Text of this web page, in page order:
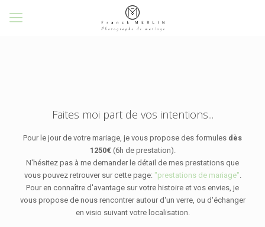
Faites moi part de vos intentions...
Pour le jour de votre mariage, je vous propose des formules dès
1250€ (6h de prestation).
N'hésitez pas à me demander le détail de mes prestations que
vous pouvez retrouver sur cette page: "prestations de mariage".
Pour en connaître d'avantage sur votre histoire et vos envies, je
vous propose de nous rencontrer autour d'un verre, ou d'échanger
en visio suivant votre localisation.